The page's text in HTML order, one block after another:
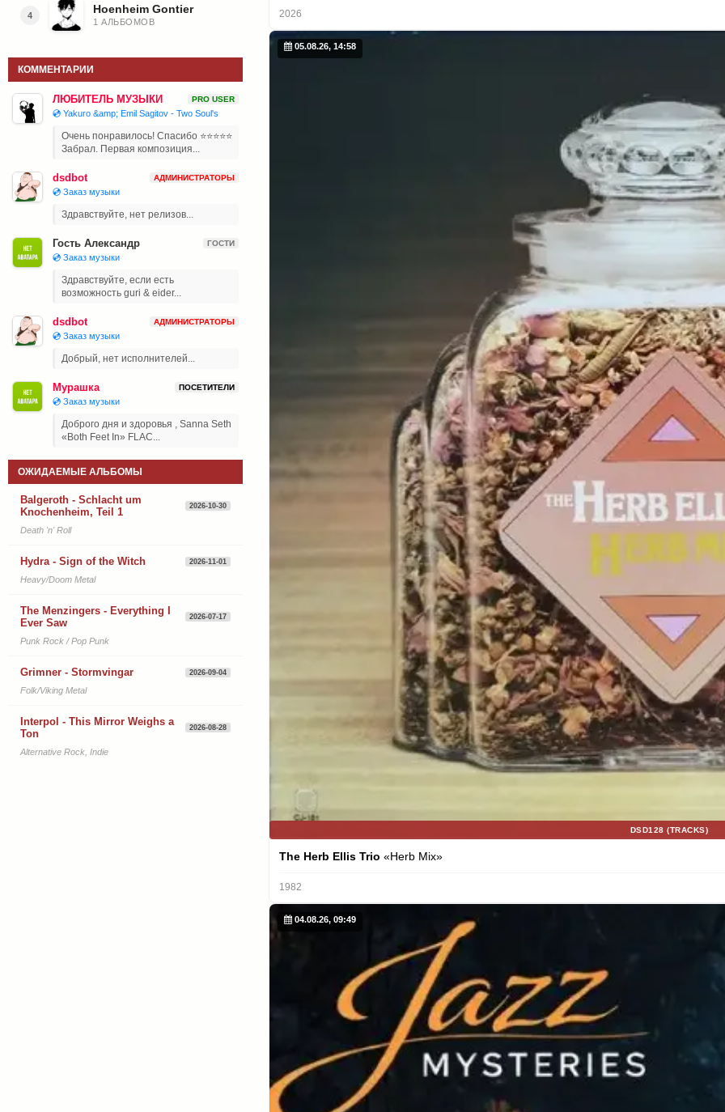
2026
05.08.26, 14:58
DSD128 (TRACKS)
The Herb Ellis Trio «Herb Mix»
1982
04.08.26, 09:49
4 Hoenheim Gontier
1 АЛЬБОМОВ
КОММЕНТАРИИ
ЛЮБИТЕЛЬ МУЗЫКИ PRO USER
💿 Yakuro &amp; Emil Sagitov - Two Soul's
Очень понравилось! Спасибо ⭐⭐⭐⭐⭐
Забрал. Первая композиция...
dsdbot АДМИНИСТРАТОРЫ
💿 Заказ музыки
Здравствуйте, нет релизов...
Гость Александр ГОСТИ
💿 Заказ музыки
Здравствуйте, если есть
возможность guri & eider...
dsdbot АДМИНИСТРАТОРЫ
💿 Заказ музыки
Добрый, нет исполнителей...
Мурашка ПОСЕТИТЕЛИ
💿 Заказ музыки
Доброго дня и здоровья , Sanna Seth
«Both Feet In» FLAC...
ОЖИДАЕМЫЕ АЛЬБОМЫ
Balgeroth - Schlacht um
Knochenheim, Teil 1
2026-10-30
Death 'n' Roll
Hydra - Sign of the Witch 2026-11-01
Heavy/Doom Metal
The Menzingers - Everything I
Ever Saw
2026-07-17
Punk Rock / Pop Punk
Grimner - Stormvingar 2026-09-04
Folk/Viking Metal
Interpol - This Mirror Weighs a
Ton
2026-08-28
Alternative Rock, Indie